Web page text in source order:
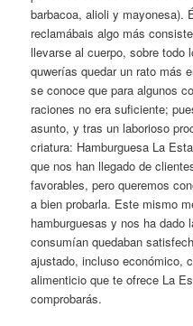
barbacoa, alioli y mayonesa).
reclamábais algo más
llevarse al cuerpo, sobre todo
quwerías quedar un rato más
se conoce que para algunos
raciones no era suficiente;
asunto, y tras un laborioso
criatura: Hamburguesa La
que nos han llegado de
favorables, pero queremos
a bien probarla. Este mismo
hamburguesas y nos ha dado
consumían quedaban
ajustado, incluso económico,
alimenticio que te ofrece La
comprobarás.